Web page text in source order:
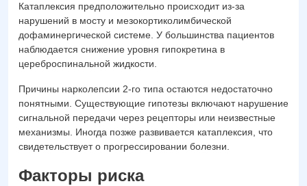
Катаплексия предположительно происходит из-за
нарушений в мосту и мезокортиколимбической
дофаминергической системе. У большинства пациентов
наблюдается снижение уровня гипокретина в
цереброспинальной жидкости.
Причины нарколепсии 2-го типа остаются недостаточно
понятными. Существующие гипотезы включают нарушение
сигнальной передачи через рецепторы или неизвестные
механизмы. Иногда позже развивается катаплексия, что
свидетельствует о прогрессировании болезни.
Факторы риска